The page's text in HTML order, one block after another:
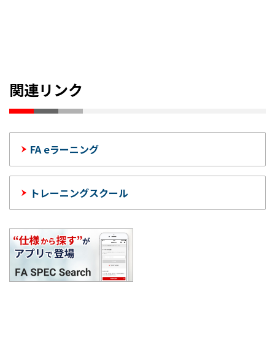
関連リンク
FA eラーニング
トレーニングスクール